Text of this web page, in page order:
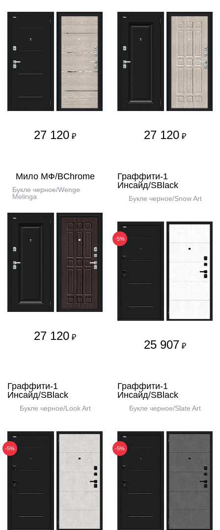
27 120 ₽ 27 120 ₽
Мило МФ/BChrome
Букле черное/Wenge
Melinga
27 120 ₽
Граффити-1
Инсайд/SBlack
Букле черное/Snow Art
-5%
25 907 ₽
Граффити-1
Инсайд/SBlack
Букле черное/Look Art
-5%
Граффити-1
Инсайд/SBlack
Букле черное/Slate Art
-5%